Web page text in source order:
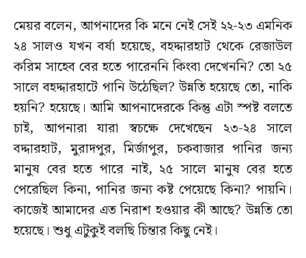
মেয়র বলেন, আপনাদের কি মনে নেই সেই ২২-২৩ এমনিক
২৪ সালও যখন বর্ষা হয়েছে, বহদ্দারহাট থেকে রেজাউল
করিম সাহেব বের হতে পারেননি কিংবা দেখেননি? তো ২৫
সালে বহদ্দারহাটে পানি উঠেছিল? উন্নতি হয়েছে তো, নাকি
হয়নি? হয়েছে। আমি আপনাদেরকে কিন্তু এটা স্পষ্ট বলতে
চাই, আপনারা যারা স্বচক্ষে দেখেছেন ২৩-২৪ সালে
বদ্দারহাট, মুরাদপুর, মির্জাপুর, চকবাজার পানির জন্য
মানুষ বের হতে পারে নাই, ২৫ সালে মানুষ বের হতে
পেরেছিল কিনা, পানির জন্য কষ্ট পেয়েছে কিনা? পায়নি।
কাজেই আমাদের এত নিরাশ হওয়ার কী আছে? উন্নতি তো
হয়েছে। শুধু এটুকুই বলছি চিন্তার কিছু নেই।